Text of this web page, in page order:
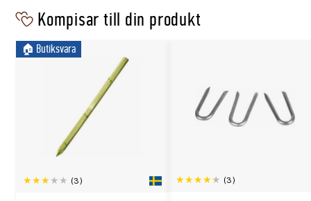
Kompisar till din produkt
(3)
🏠︎ Butiksvara
(3)